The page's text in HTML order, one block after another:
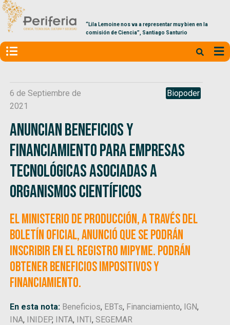
“Lila Lemoine nos va a representar muy bien en la
comisión de Ciencia”, Santiago Santurio
6 de Septiembre de
2021
Biopoder
Anuncian beneficios y
financiamiento para empresas
tecnológicas asociadas a
organismos científicos
El Ministerio de Producción, a través del
Boletín Oficial, anunció que se podrán
inscribir en el Registro Mipyme. Podrán
obtener beneficios impositivos y
financiamiento.
En esta nota: Beneficios, EBTs, Financiamiento, IGN,
INA, INIDEP, INTA, INTI,SEGEMAR